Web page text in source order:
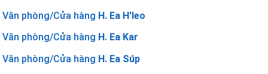
Văn phòng/Cửa hàng H. Ea H'leo
Văn phòng/Cửa hàng H. Ea Kar
Văn phòng/Cửa hàng H. Ea Súp